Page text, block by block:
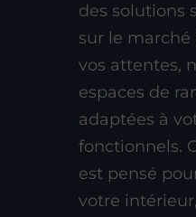
des solutions
sur le marché
vos attentes,
espaces de
adaptées à
fonctionnels.
est pensé
votre